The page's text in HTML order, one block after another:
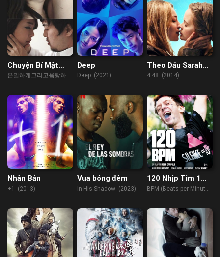
Chuyện Bí Mật
Giữa Sếp Và Nhân
은밀하게그리고음탕하게
Deep
Deep (2021)
Theo Dấu Sarah
Kane
4.48 (2014)
Nhân Bản
+1 (2013)
Vua bóng đêm
In His Shadow (2023)
120 Nhịp Tim 1
Phút
BPM (Beats per Minute)